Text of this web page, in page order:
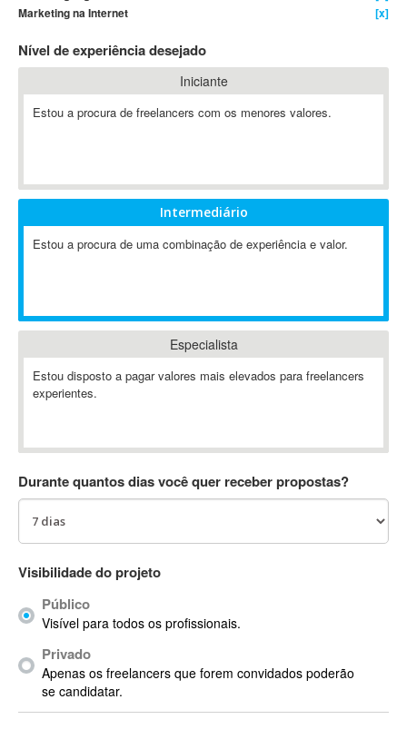
A-GPS
A2Billing
AAUS Scientific Diver
ABAP
ABIS
Ableton
Ableton Live
Abstract Window Toolkit (AWT)
AC Drives
AC3
AccountMate
ACID Pro
ACPI
ACT
Actian
Actimize
ActionScript
Marketing na Internet
[x]
Nível de experiência desejado
Iniciante
Estou a procura de freelancers com os menores valores.
Intermediário
Estou a procura de uma combinação de experiência e valor.
Especialista
Estou disposto a pagar valores mais elevados para freelancers
experientes.
Durante quantos dias você quer receber propostas?
Visibilidade do projeto
Público
Visível para todos os profissionais.
Privado
Apenas os freelancers que forem convidados poderão
se candidatar.